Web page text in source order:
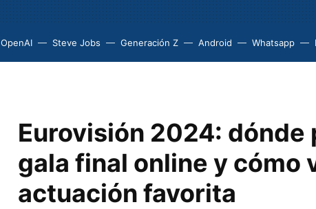
OpenAI Steve Jobs Generación Z Android Whatsapp
Eurovisión 2024: dónde
gala final online y cómo
actuación favorita